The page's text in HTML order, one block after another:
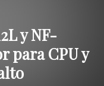
y NF-
para CPU y